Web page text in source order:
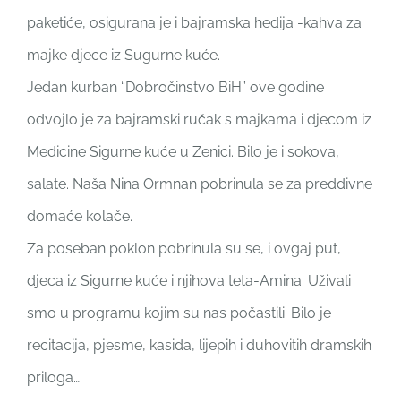
paketiće, osigurana je i bajramska hedija -kahva za
majke djece iz Sugurne kuće.
Jedan kurban “Dobročinstvo BiH” ove godine
odvojlo je za bajramski ručak s majkama i djecom iz
Medicine Sigurne kuće u Zenici. Bilo je i sokova,
salate. Naša Nina Ormnan pobrinula se za preddivne
domaće kolače.
Za poseban poklon pobrinula su se, i ovgaj put,
djeca iz Sigurne kuće i njihova teta-Amina. Uživali
smo u programu kojim su nas počastili. Bilo je
recitacija, pjesme, kasida, lijepih i duhovitih dramskih
priloga…